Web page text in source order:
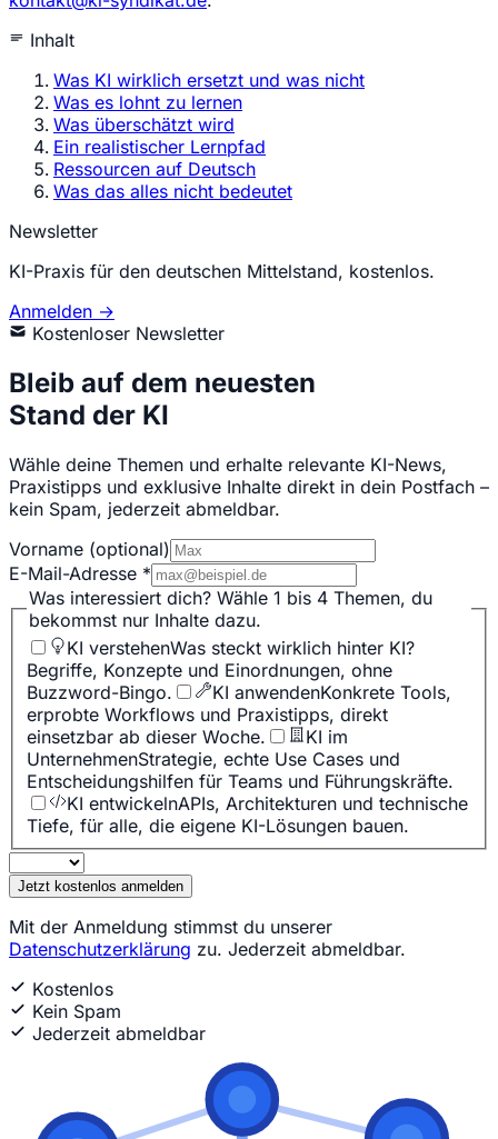
Inhalt
Was KI wirklich ersetzt und was nicht
Was es lohnt zu lernen
Was überschätzt wird
Ein realistischer Lernpfad
Ressourcen auf Deutsch
Was das alles nicht bedeutet
Newsletter
KI-Praxis für den deutschen Mittelstand, kostenlos.
Anmelden →
Kostenloser Newsletter
Bleib auf dem neuesten
Stand der KI
Wähle deine Themen und erhalte relevante KI-News,
Praxistipps und exklusive Inhalte direkt in dein Postfach –
kein Spam, jederzeit abmeldbar.
Vorname (optional)
E-Mail-Adresse *
Was interessiert dich? Wähle 1 bis 4 Themen, du
bekommst nur Inhalte dazu.
KI verstehenWas steckt wirklich hinter KI?
Begriffe, Konzepte und Einordnungen, ohne
Buzzword-Bingo.
KI anwendenKonkrete Tools,
erprobte Workflows und Praxistipps, direkt
einsetzbar ab dieser Woche.
KI im
UnternehmenStrategie, echte Use Cases und
Entscheidungshilfen für Teams und Führungskräfte.
KI entwickelnAPIs, Architekturen und technische
Tiefe, für alle, die eigene KI-Lösungen bauen.
Jetzt kostenlos anmelden
Mit der Anmeldung stimmst du unserer
Datenschutzerklärung zu. Jederzeit abmeldbar.
Kostenlos
Kein Spam
Jederzeit abmeldbar